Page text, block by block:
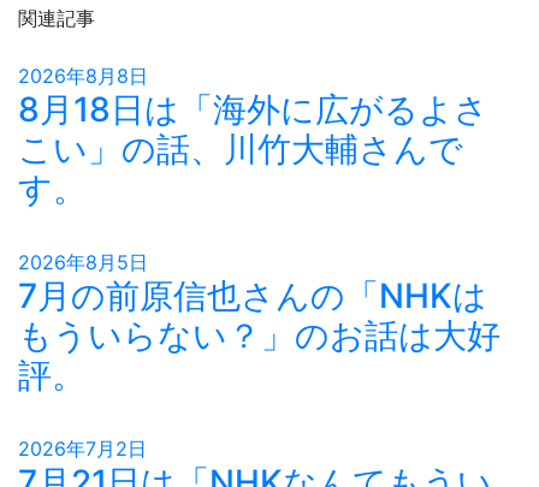
関連記事
2026年8月8日
8月18日は「海外に広がるよさ
こい」の話、川竹大輔さんで
す。
2026年8月5日
7月の前原信也さんの「NHKは
もういらない？」のお話は大好
評。
2026年7月2日